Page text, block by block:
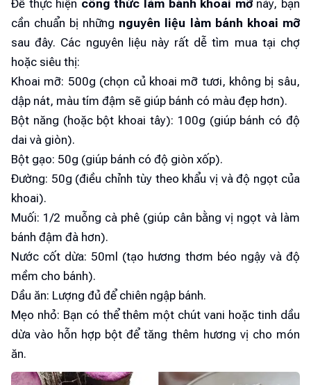
Để thực hiện công thức làm bánh khoai mỡnày, bạn
cần chuẩn bị những nguyên liệu làm bánh khoai mỡ
sau đây. Các nguyên liệu này rất dễ tìm mua tại chợ
hoặc siêu thị:
Khoai mỡ: 500g (chọn củ khoai mỡ tươi, không bị sâu,
dập nát, màu tím đậm sẽ giúp bánh có màu đẹp hơn).
Bột năng (hoặc bột khoai tây): 100g (giúp bánh có độ
dai và giòn).
Bột gạo: 50g (giúp bánh có độ giòn xốp).
Đường: 50g (điều chỉnh tùy theo khẩu vị và độ ngọt của
khoai).
Muối: 1/2 muỗng cà phê (giúp cân bằng vị ngọt và làm
bánh đậm đà hơn).
Nước cốt dừa: 50ml (tạo hương thơm béo ngậy và độ
mềm cho bánh).
Dầu ăn: Lượng đủ để chiên ngập bánh.
Mẹo nhỏ: Bạn có thể thêm một chút vani hoặc tinh dầu
dừa vào hỗn hợp bột để tăng thêm hương vị cho món
ăn.